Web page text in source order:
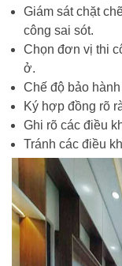
Giám sát chặt
công sai sót.
Chọn đơn vị thi
ở.
Chế độ bảo hành
Ký hợp đồng rõ
Ghi rõ các điều
Tránh các điều